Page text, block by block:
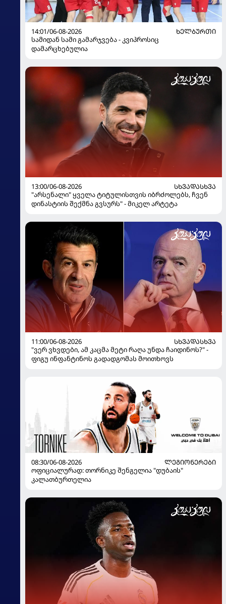
14:01/06-08-2026
ᲮᲔᲚᲑᲣᲠᲗᲘ
სამიდან სამი გამარჯვება - კვიპროსიც
დამარცხებულია
13:00/06-08-2026
ᲡᲮᲕᲐᲓᲐᲡᲮᲕᲐ
"არსენალი" ყველა ტიტულისთვის იბრძოლებს, ჩვენ
დინასტიის შექმნა გვსურს" - მიკელ არტეტა
11:00/06-08-2026
ᲡᲮᲕᲐᲓᲐᲡᲮᲕᲐ
"ვერ ვხვდები, ამ კაცმა მეტი რაღა უნდა ჩაიდინოს?" -
ფიგუ ინფანტინოს გადადგომას მოითხოვს
08:30/06-08-2026
ᲚᲔᲒᲘᲝᲜᲔᲠᲔᲑᲘ
ოფიციალურად: თორნიკე შენგელია "დუბაის"
კალათბურთელია